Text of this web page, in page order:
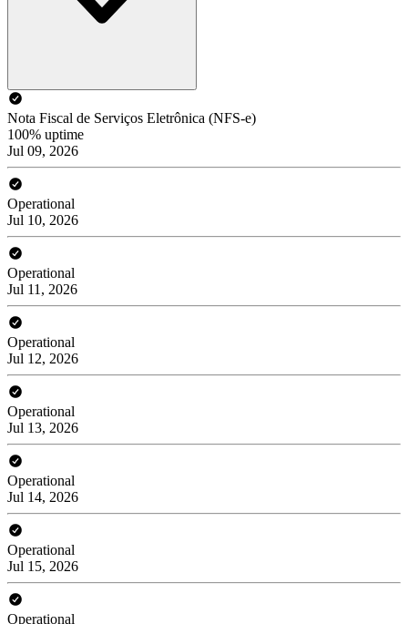
Nota Fiscal de Serviços Eletrônica (NFS-e)
100% uptime
Jul 09, 2026
Operational
Jul 10, 2026
Operational
Jul 11, 2026
Operational
Jul 12, 2026
Operational
Jul 13, 2026
Operational
Jul 14, 2026
Operational
Jul 15, 2026
Operational